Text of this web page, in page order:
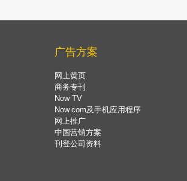
广告方案
网上黄页
商务专刊
Now TV
Now.com及手机应用程序
网上推广
中国营销方案
刊登公司资料